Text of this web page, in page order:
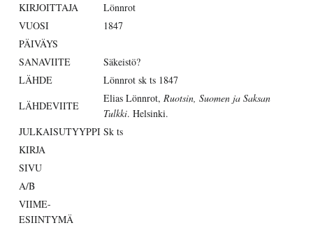
KIRJOITTAJA
Lönnrot
VUOSI
1847
PÄIVÄYS
SANAVIITE
Säkeistö?
LÄHDE
Lönnrot sk ts 1847
LÄHDEVIITE
Elias Lönnrot, Ruotsin, Suomen ja Saksan
Tulkki. Helsinki.
JULKAISUTYYPPI Sk ts
KIRJA
SIVU
A/B
VIIME-
ESIINTYMÄ